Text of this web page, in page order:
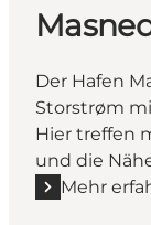
Der Hafen
Storstrøm
Hier treffen
und die
Mehr
Mehr